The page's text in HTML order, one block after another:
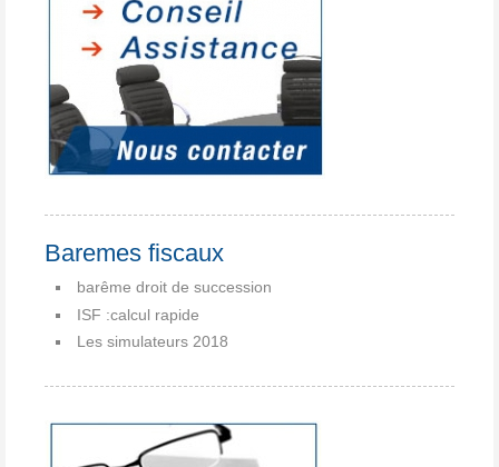
Baremes fiscaux
barême droit de succession
ISF :calcul rapide
Les simulateurs 2018